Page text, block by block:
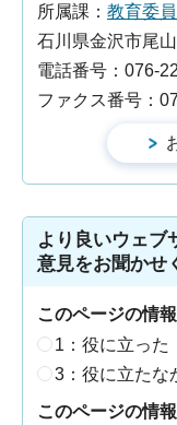
所属課： 教育委
石川県金沢市尾
電話番号：076-
ファクス番号：
より良いウェブ
意見をお聞かせ
このページの情
1：役に立った
3：役に立たな
このページの情